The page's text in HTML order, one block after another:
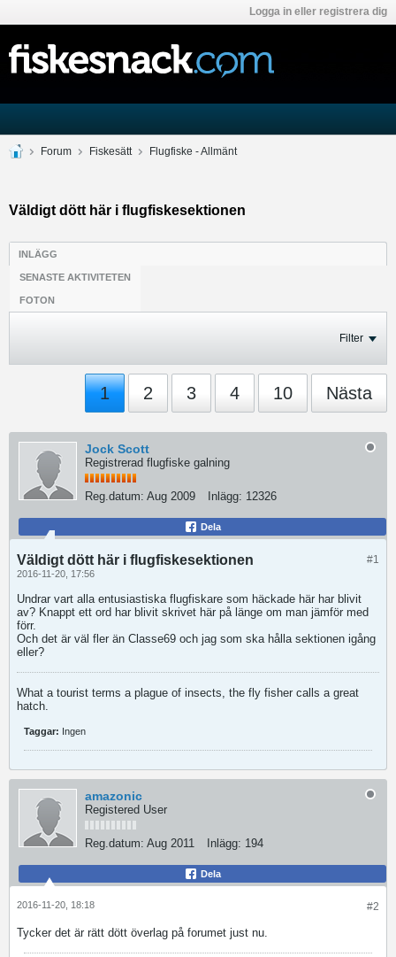
Logga in eller registrera dig
Forum Fiskesätt Flugfiske - Allmänt
Väldigt dött här i flugfiskesektionen
INLÄGG
SENASTE AKTIVITETEN
FOTON
Filter
1 2 3 4 10 Nästa
Jock Scott
Registrerad flugfiske galning
Reg.datum: Aug 2009 Inlägg: 12326
Dela
#1
Väldigt dött här i flugfiskesektionen
2016-11-20, 17:56
Undrar vart alla entusiastiska flugfiskare som häckade här har blivit
av? Knappt ett ord har blivit skrivet här på länge om man jämför med
förr.
Och det är väl fler än Classe69 och jag som ska hålla sektionen igång
eller?
What a tourist terms a plague of insects, the fly fisher calls a great
hatch.
Taggar: Ingen
amazonic
Registered User
Reg.datum: Aug 2011 Inlägg: 194
Dela
#2
2016-11-20, 18:18
Tycker det är rätt dött överlag på forumet just nu.